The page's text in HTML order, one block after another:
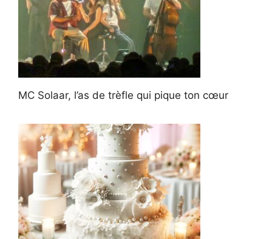
MC Solaar, l’as de trèfle qui pique ton cœur